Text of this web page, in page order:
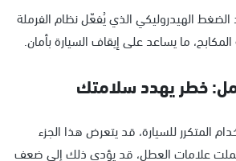
الهيدروليكي الذي يُفعّل نظام الفرملة
ما يساعد على إيقاف السيارة بأمان.
خطر يهدد سلامتك
المتكرر للسيارة، قد يتعرض هذا الجزء
علامات العطل، قد يؤدي ذلك إلى ضعف